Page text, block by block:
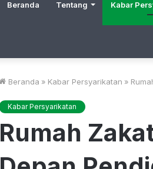
Beranda Tentang Kabar
Beranda » Kabar Persyarikatan »
Kabar Persyarikatan
Rumah